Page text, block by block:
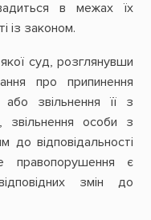
в межах їх
із законом.
суд, розглянувши
про припинення
звільнення її з
особи з
до відповідальності
правопорушення є
змін до